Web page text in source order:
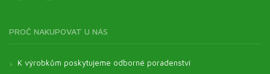
PROČ NAKUPOVAT U NÁS
K výrobkům poskytujeme odborné poradenství